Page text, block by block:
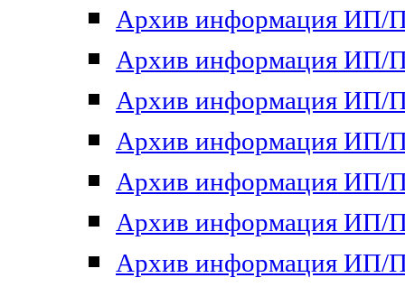
Архив информация ИП/
Архив информация ИП/
Архив информация ИП/
Архив информация ИП/
Архив информация ИП/
Архив информация ИП/
Архив информация ИП/